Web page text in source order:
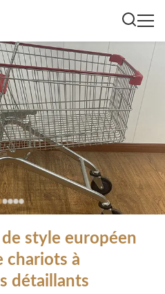
style européen
chariots à
détaillants